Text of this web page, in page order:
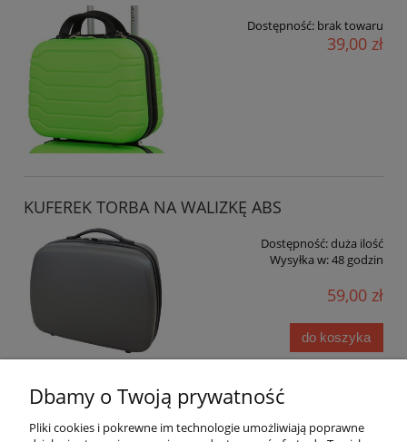
Dostępność: brak towaru
39,00 zł
KUFEREK TORBA NA WALIZKĘ ABS
Dostępność:duża ilość
Wysyłka w:48 godzin
59,00 zł
do koszyka
KUFEREK TORBA NA WALIZKĘ ABS ZESTAW 5w1
MIX
Dbamy o Twoją prywatność
Pliki cookies i pokrewne im technologie umożliwiają poprawne